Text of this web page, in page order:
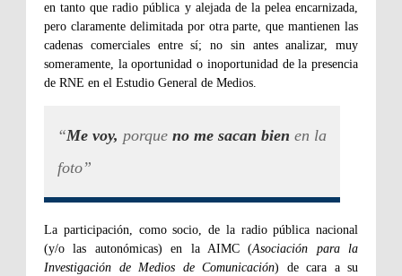
en tanto que radio pública y alejada de la pelea encarnizada,
pero claramente delimitada por otra parte, que mantienen las
cadenas comerciales entre sí; no sin antes analizar, muy
someramente, la oportunidad o inoportunidad de la presencia
de RNE en el Estudio General de Medios.
“Me voy, porque no me sacan bien en la
foto”
La participación, como socio, de la radio pública nacional
(y/o las autonómicas) en la AIMC (Asociación para la
Investigación de Medios de Comunicación) de cara a su